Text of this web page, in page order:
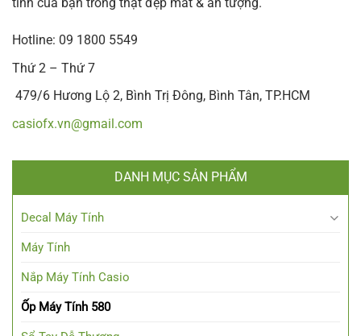
Hotline: 09 1800 5549
Thứ 2 – Thứ 7
479/6 Hương Lộ 2, Bình Trị Đông, Bình Tân, TP.HCM
casiofx.vn@gmail.com
DANH MỤC SẢN PHẨM
Decal Máy Tính
Máy Tính
Nắp Máy Tính Casio
Ốp Máy Tính 580